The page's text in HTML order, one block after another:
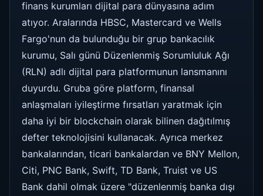
finans kurumları dijital para dünyasına adım
atıyor. Aralarında HBSC, Mastercard ve Wells
Fargo'nun da bulunduğu bir grup bankacılık
kurumu, Salı günü Düzenlenmiş Sorumluluk Ağı
(RLN) adlı dijital para platformunun lansmanını
duyurdu. Gruba göre platform, finansal
anlaşmaları iyileştirme fırsatları yaratmak için
daha iyi bir blockchain olarak bilinen dağıtılmış
defter teknolojisini kullanacak. Ayrıca merkez
bankalarından, ticari bankalardan ve BNY Mellon,
Citi, PNC Bank, Swift, TD Bank, Truist ve US
Bank dahil olmak üzere "düzenlenmiş banka dışı